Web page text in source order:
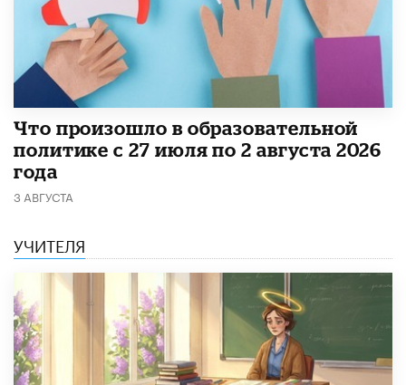
​Что произошло в образовательной
политике с 27 июля по 2 августа 2026
года
3 АВГУСТА
УЧИТЕЛЯ